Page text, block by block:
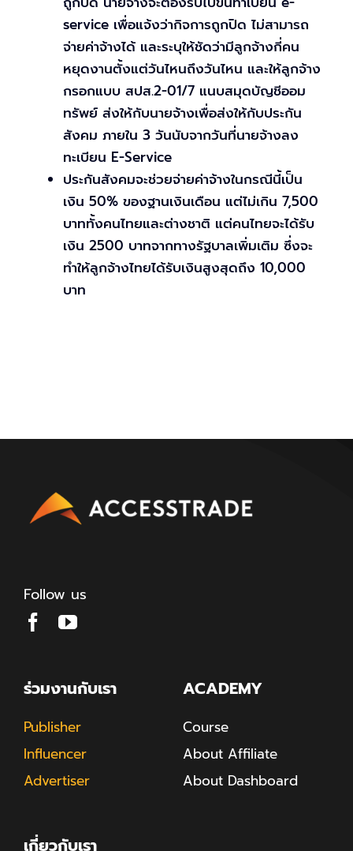
service เพื่อแจ้งว่ากิจการถูกปิด ไม่สามารถ
จ่ายค่าจ้างได้ และระบุให้ชัดว่ามีลูกจ้างกี่คน
หยุดงานตั้งแต่วันไหนถึงวันไหน และให้ลูกจ้าง
กรอกแบบ สปส.2-01/7 แนบสมุดบัญชีออม
ทรัพย์ ส่งให้กับนายจ้างเพื่อส่งให้กับประกัน
สังคม ภายใน 3 วันนับจากวันที่นายจ้างลง
ทะเบียน E-Service
ประกันสังคมจะช่วยจ่ายค่าจ้างในกรณีนี้เป็น
เงิน 50% ของฐานเงินเดือน แต่ไม่เกิน 7,500
บาททั้งคนไทยและต่างชาติ แต่คนไทยจะได้รับ
เงิน 2500 บาทจากทางรัฐบาลเพิ่มเติม ซึ่งจะ
ทำให้ลูกจ้างไทยได้รับเงินสูงสุดถึง 10,000
บาท
Follow us
ร่วมงานกับเรา
Publisher
Influencer
Advertiser
ACADEMY
Course
About Affiliate
About Dashboard
เกี่ยวกับเรา